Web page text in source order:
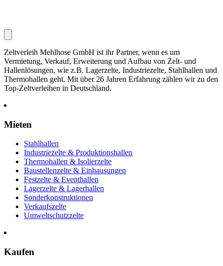
Zeltverleih Mehlhose GmbH ist ihr Partner, wenn es um
Vermietung, Verkauf, Erweiterung und Aufbau von Zelt- und
Hallenlösungen, wie z.B. Lagerzelte, Industriezelte, Stahlhallen und
Thermohallen geht. Mit über 26 Jahren Erfahrung zählen wir zu den
Top-Zeltverleihen in Deutschland.
Mieten
Stahlhallen
Industriezelte & Produktionshallen
Thermohallen & Isolierzelte
Baustellenzelte & Einhausungen
Festzelte & Eventhallen
Lagerzelte & Lagerhallen
Sonderkonstruktionen
Verkaufszelte
Umweltschutzzelte
Kaufen